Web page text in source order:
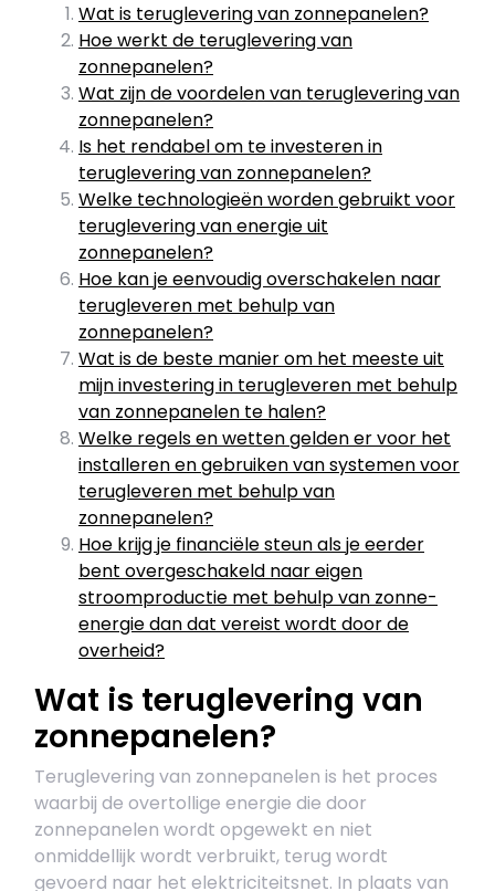
Wat is teruglevering van zonnepanelen?
Hoe werkt de teruglevering van
zonnepanelen?
Wat zijn de voordelen van teruglevering van
zonnepanelen?
Is het rendabel om te investeren in
teruglevering van zonnepanelen?
Welke technologieën worden gebruikt voor
teruglevering van energie uit
zonnepanelen?
Hoe kan je eenvoudig overschakelen naar
terugleveren met behulp van
zonnepanelen?
Wat is de beste manier om het meeste uit
mijn investering in terugleveren met behulp
van zonnepanelen te halen?
Welke regels en wetten gelden er voor het
installeren en gebruiken van systemen voor
terugleveren met behulp van
zonnepanelen?
Hoe krijg je financiële steun als je eerder
bent overgeschakeld naar eigen
stroomproductie met behulp van zonne-
energie dan dat vereist wordt door de
overheid?
Wat is teruglevering van
zonnepanelen?
Teruglevering van zonnepanelen is het proces
waarbij de overtollige energie die door
zonnepanelen wordt opgewekt en niet
onmiddellijk wordt verbruikt, terug wordt
gevoerd naar het elektriciteitsnet. In plaats van